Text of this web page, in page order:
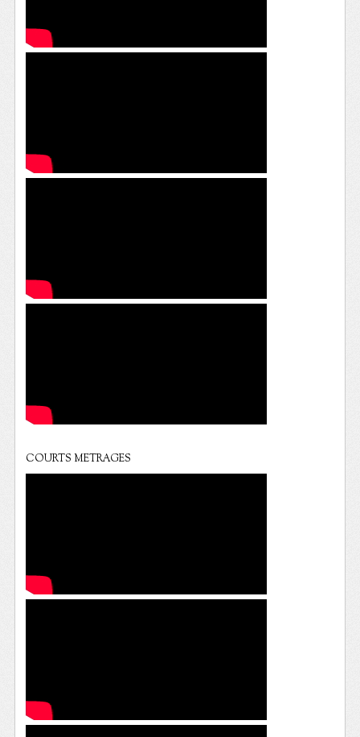
COURTS METRAGES